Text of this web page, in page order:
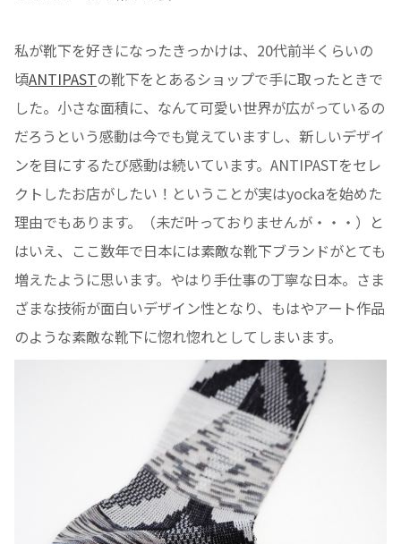
私が靴下を好きになったきっかけは、20代前半くらいの
頃ANTIPASTの靴下をとあるショップで手に取ったときで
した。小さな面積に、なんて可愛い世界が広がっているの
だろうという感動は今でも覚えていますし、新しいデザイ
ンを目にするたび感動は続いています。ANTIPASTをセレ
クトしたお店がしたい！ということが実はyockaを始めた
理由でもあります。（未だ叶っておりませんが・・・）と
はいえ、ここ数年で日本には素敵な靴下ブランドがとても
増えたように思います。やはり手仕事の丁寧な日本。さま
ざまな技術が面白いデザイン性となり、もはやアート作品
のような素敵な靴下に惚れ惚れとしてしまいます。